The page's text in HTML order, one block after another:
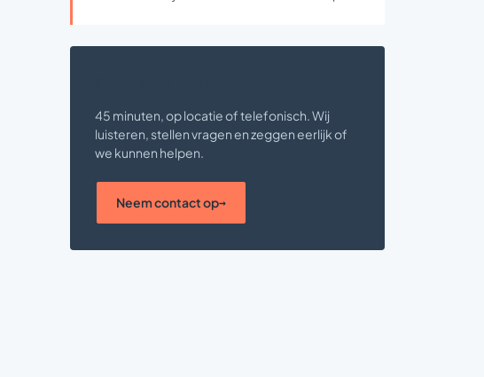
45 minuten, op locatie of telefonisch. Wij
luisteren, stellen vragen en zeggen eerlijk of
we kunnen helpen.
Neem contact op→